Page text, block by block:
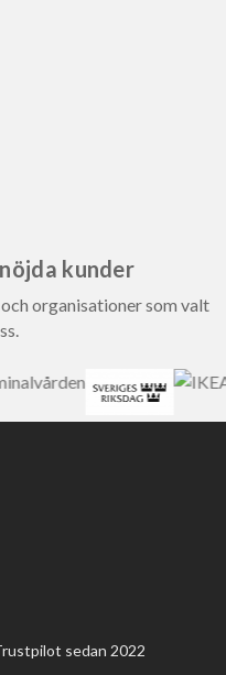
kunder
organisationer som valt
sedan 2022